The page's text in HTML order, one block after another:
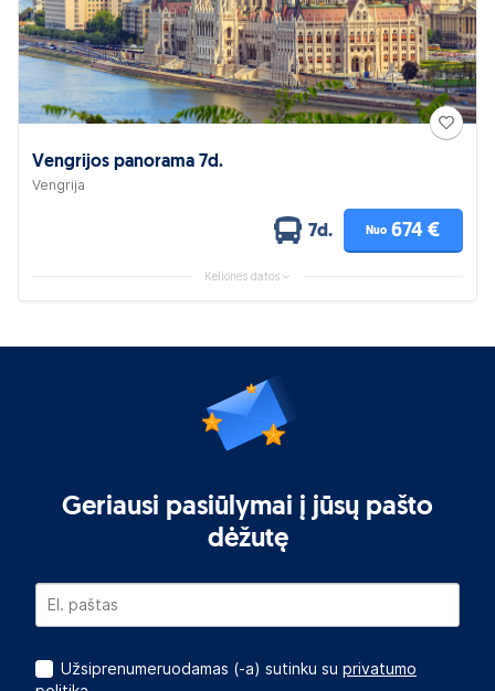
Vengrijos panorama 7d.
Vengrija
7d. Nuo 674 €
Kelionės datos
Geriausi pasiūlymai į jūsų pašto
dėžutę
Užsiprenumeruodamas (-a) sutinku su privatumo